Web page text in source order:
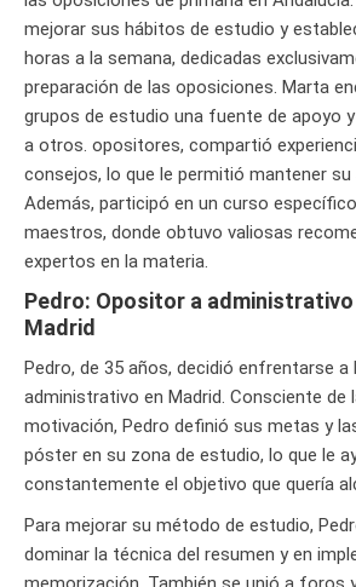
mejorar sus hábitos de estudio y
horas a la semana, dedicadas
preparación de las oposiciones. Marta
grupos de estudio una fuente de apoyo
a otros. opositores, compartió
consejos, lo que le permitió mantener su
Además, participó en un curso
maestros, donde obtuvo valiosas
expertos en la materia.
Pedro: Opositor a
Madrid
Pedro, de 35 años, decidió enfrentarse
administrativo en Madrid. Consciente de
motivación, Pedro definió sus metas y
póster en su zona de estudio, lo que le
constantemente el objetivo que quería
Para mejorar su método de estudio,
dominar la técnica del resumen y en